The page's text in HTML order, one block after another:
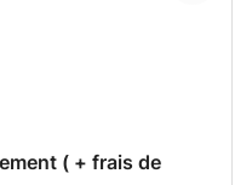
en tant que
d'aider mes élèves non
aussi leur scolarité.
frais de